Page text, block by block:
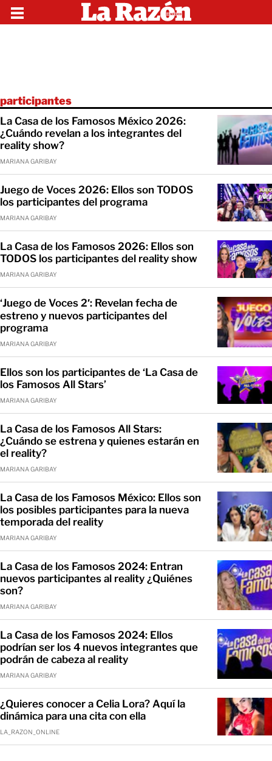
participantes
La Casa de los Famosos México 2026:
¿Cuándo revelan a los integrantes del
reality show?
MARIANA GARIBAY
Juego de Voces 2026: Ellos son TODOS
los participantes del programa
MARIANA GARIBAY
La Casa de los Famosos 2026: Ellos son
TODOS los participantes del reality show
MARIANA GARIBAY
‘Juego de Voces 2′: Revelan fecha de
estreno y nuevos participantes del
programa
MARIANA GARIBAY
Ellos son los participantes de ‘La Casa de
los Famosos All Stars’
MARIANA GARIBAY
La Casa de los Famosos All Stars:
¿Cuándo se estrena y quienes estarán en
el reality?
MARIANA GARIBAY
La Casa de los Famosos México: Ellos son
los posibles participantes para la nueva
temporada del reality
MARIANA GARIBAY
La Casa de los Famosos 2024: Entran
nuevos participantes al reality ¿Quiénes
son?
MARIANA GARIBAY
La Casa de los Famosos 2024: Ellos
podrían ser los 4 nuevos integrantes que
podrán de cabeza al reality
MARIANA GARIBAY
¿Quieres conocer a Celia Lora? Aquí la
dinámica para una cita con ella
LA_RAZON_ONLINE